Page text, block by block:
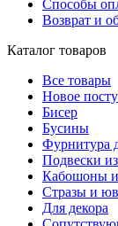
Способы
Возврат и
Каталог товаров
Все товары
Новое
Бисер
Бусины
Фурнитура
Подвески
Кабошоны
Стразы и
Для декора